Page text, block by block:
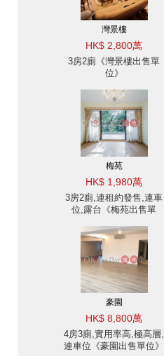
灣景樓
HK$ 2,800萬
3房2廁《灣景樓出售單
位》
梅苑
HK$ 1,980萬
3房2廁,連租約發售,連車
位,露台《梅苑出售單
豪園
HK$ 8,800萬
4房3廁,實用率高,極高層,
連車位《豪園出售單位》